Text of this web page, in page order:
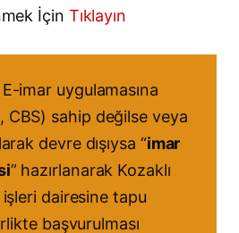
İçin Tıklayın
imar uygulamasına
CBS) sahip değilse veya
devre dışıysa “imar
” hazırlanarak Kozaklı
dairesine tapu
başvurulması